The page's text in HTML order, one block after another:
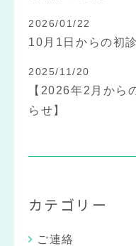
2026/01/22
10月1日からの初
2025/11/20
【2026年2月から
らせ】
カテゴリー
ご連絡